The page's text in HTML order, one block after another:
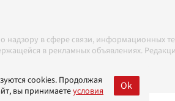
в сфере связи, информационных
в рекламных объявлениях.
с Правилами
cookies. Продолжая
вы принимаетеусловия Ok